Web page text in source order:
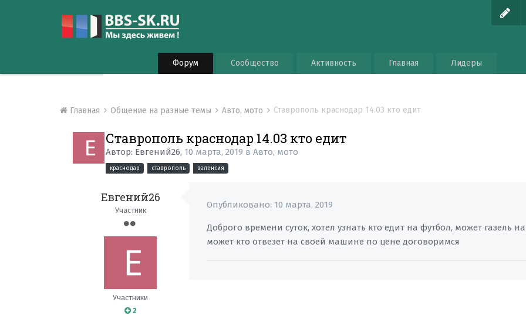
Форум Сообщество Активность Главная Лидеры
Главная Общение на разные темы Авто, мото Ставрополь краснодар 14.03 кто едит
Ставрополь краснодар 14.03 кто едит
Автор: Евгений26, 10 марта, 2019 вАвто, мото
краснодар ставрополь валенсия
Евгений26
Участник
Участники
2
Опубликовано: 10 марта, 2019
Доброго времени суток, хотел узнать кто едит на футбол, может газель
может кто отвезет на своей машине по цене договоримся